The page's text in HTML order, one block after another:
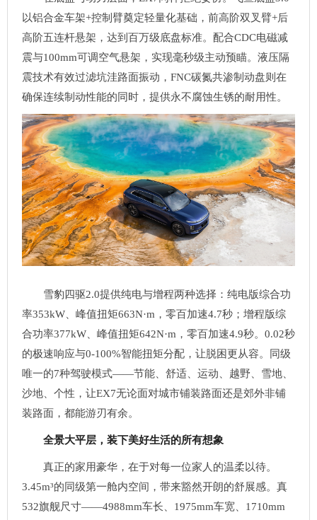
以铝合金车架+控制臂奠定轻量化基础，前高阶双叉臂+后
高阶五连杆悬架，达到百万级底盘标准。配合CDC电磁减
震与100mm可调空气悬架，实现毫秒级主动预瞄。液压隔
震技术有效过滤坑洼路面振动，FNC碳氮共渗制动盘则在
确保连续制动性能的同时，提供永不腐蚀生锈的耐用性。
雪豹四驱2.0提供纯电与增程两种选择：纯电版综合功
率353kW、峰值扭矩663N·m，零百加速4.7秒；增程版综
合功率377kW、峰值扭矩642N·m，零百加速4.9秒。0.02秒
的极速响应与0-100%智能扭矩分配，让脱困更从容。同级
唯一的7种驾驶模式——节能、舒适、运动、越野、雪地、
沙地、个性，让EX7无论面对城市铺装路面还是郊外非铺
装路面，都能游刃有余。
全景大平层，装下美好生活的所有想象
真正的家用豪华，在于对每一位家人的温柔以待。
3.45m³的同级第一舱内空间，带来豁然开朗的舒展感。真
532旗舰尺寸——4988mm车长、1975mm车宽、1710mm